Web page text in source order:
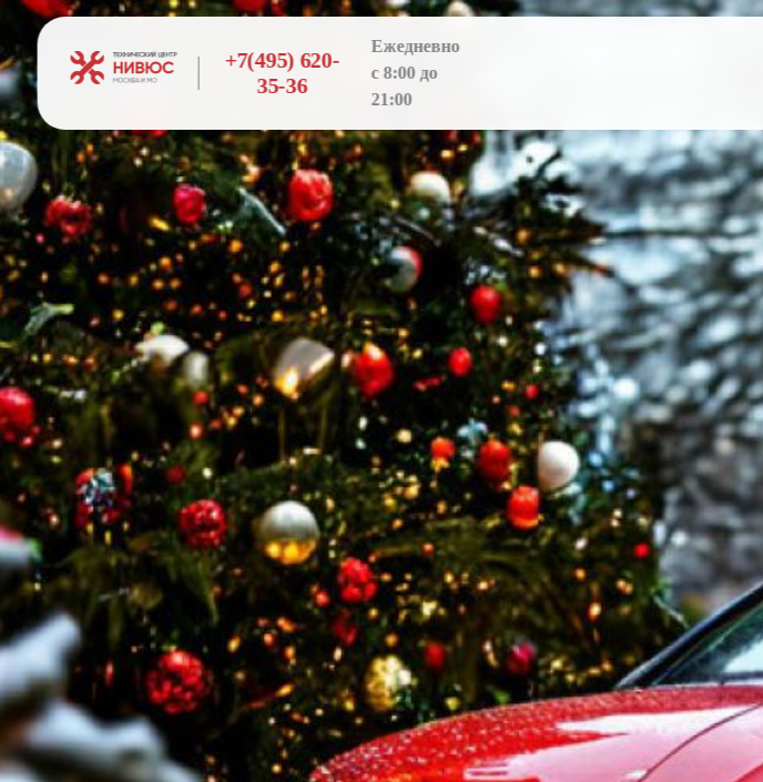
+7(495) 620-
35-36
Ежедневно
с 8:00 до
21:00